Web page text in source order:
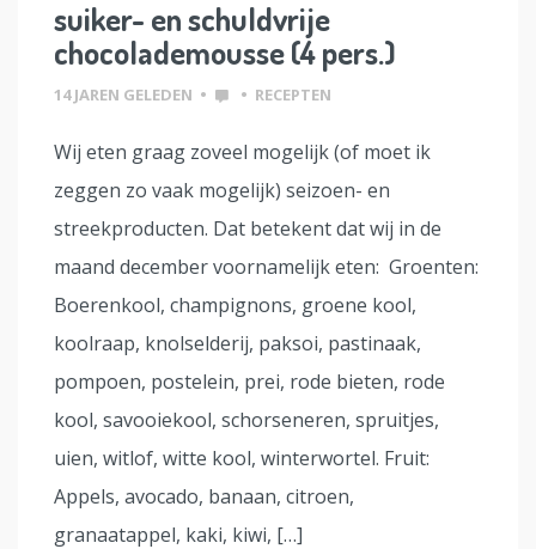
suiker- en schuldvrije
chocolademousse (4 pers.)
14 JAREN GELEDEN • • RECEPTEN
Wij eten graag zoveel mogelijk (of moet ik
zeggen zo vaak mogelijk) seizoen- en
streekproducten. Dat betekent dat wij in de
maand december voornamelijk eten: Groenten:
Boerenkool, champignons, groene kool,
koolraap, knolselderij, paksoi, pastinaak,
pompoen, postelein, prei, rode bieten, rode
kool, savooiekool, schorseneren, spruitjes,
uien, witlof, witte kool, winterwortel. Fruit:
Appels, avocado, banaan, citroen,
granaatappel, kaki, kiwi, […]